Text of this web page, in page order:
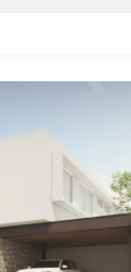
24 hs
Localizado
universidade Univap